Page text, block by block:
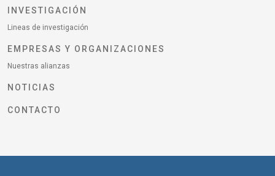
INVESTIGACIÓN
Lineas de investigación
EMPRESAS Y ORGANIZACIONES
Nuestras alianzas
NOTICIAS
CONTACTO